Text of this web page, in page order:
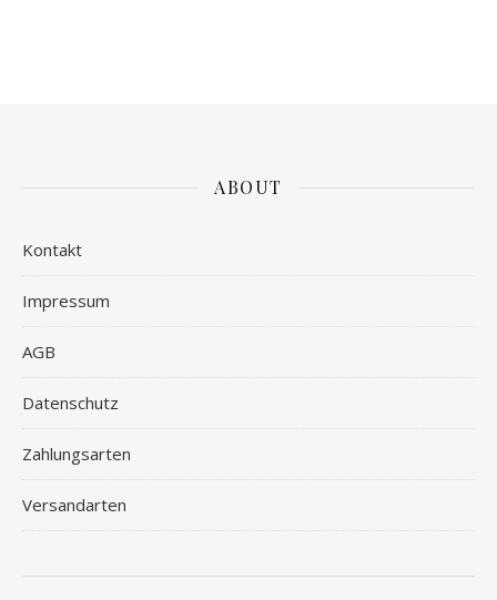
ABOUT
Kontakt
Impressum
AGB
Datenschutz
Zahlungsarten
Versandarten